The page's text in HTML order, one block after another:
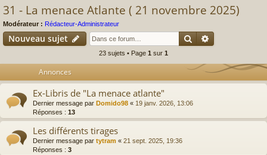
31 - La menace Atlante ( 21 novembre 2025)
Modérateur : Rédacteur-Administrateur
Nouveau sujet Rechercher
23 sujets • Page 1 sur 1
Annonces
Ex-Libris de "La menace atlante"
Dernier message par Domido98 « 19 janv. 2026, 13:06
Réponses : 13
Les différents tirages
Dernier message par tytram « 21 sept. 2025, 19:36
Réponses : 3